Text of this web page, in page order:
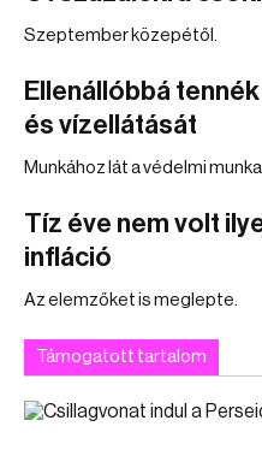
Szeptember közepétől.
Ellenállóbbá
és vízellátását
Munkához lát a védelmi
Tíz éve nem volt
infláció
Az elemzőket is meglepte.
Támogatott tartalom